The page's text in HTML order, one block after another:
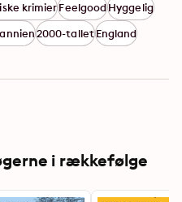
krimierFeelgoodHyggelig
2000-talletEngland
i rækkefølge